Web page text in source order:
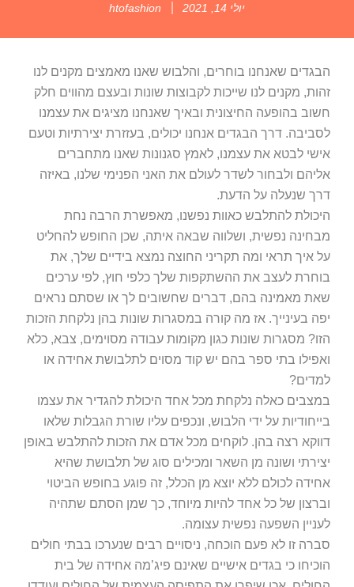
זהות, מקנים לנו שייכות לקבוצות שונות ובעצם מהווים חלק
חשוב בהופעה החיצונית ובאיך שאנחנו מציגים את עצמנו
אישי לבטא את עצמנו, לאמץ סגנונות שאנו מתחברים
אליהם ולבחור לשדר לעולם את האני הפנימי שלנו, באיזה
דרך שנעלה על הדעת.
היכולת להתלבש כאוות נפשנו, מאפשרת הרבה נחת
מבחינה נפשית, ושלווה שבאה איתה, שכן החופש להחליט
על איך תראי ומה תקריני החוצה נמצא בידיים שלך, את
בוחרת לעצב את ההשתקפות שלך כלפי חוץ, לפי ערכים
שאת מאמינה בהם, דברים שחשובים לך או שסתם נראים
יפה בעינייך. אז מה קורה במסגרות שונות בהן נלקחת הזכות
הזו? מסגרות שונות כגון מקומות עבודה מסוימים, צבא, כלא
ואפילו בתי ספר בהם יש קוד מסוים לתלבושת אחידה או
למדים?
במצבים כאלה נלקחת מכל אחד היכולת להגדיר את עצמו
בייחודיות על ידי הלבוש, ונכפים עליו שורת הגבלות שלאו
דווקא רצה בהן. לוקחים מכל אדם את הזכות להתלבש באופן
יצירתי ושונה מן השאר ומכילים סוג של תלבושת שהיא
אחידה לכולם ללא יוצא מן הכלל, זה פוגע בחופש הביטוי
וברצון של כל אחד להיות מיוחד, כך שמן הסתם שתהיה
לעניין השפעה נפשית עצומה.
סברה זו לא פעם הוכחה, ניסויים רבים שנערכו בבתי חולים
הוכיחו כי בגדים אישיים שאינם פיג’מה אחידה של בית
החולים, אכן שיפרו את התפיסה העצמית של החולים ועודדו
את החלמת משום שאקט הבחירה עצמו היה חשוב להם.